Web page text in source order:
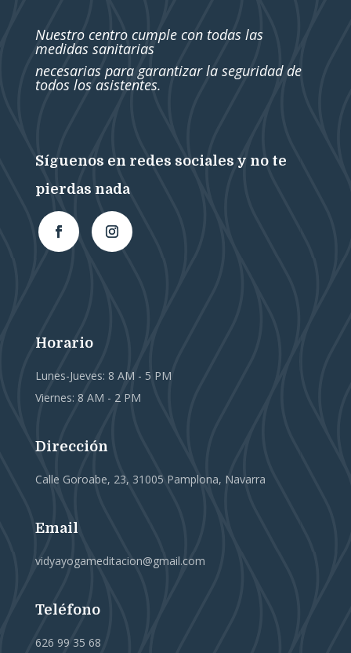
Nuestro centro cumple con todas las
medidas sanitarias
necesarias para garantizar la seguridad de
todos los asistentes.
Síguenos en redes sociales y no te
pierdas nada
Horario
Lunes-Jueves: 8 AM - 5 PM
Viernes: 8 AM - 2 PM
Dirección
Calle Goroabe, 23, 31005 Pamplona, Navarra
Email
vidyayogameditacion@gmail.com
Teléfono
626 99 35 68